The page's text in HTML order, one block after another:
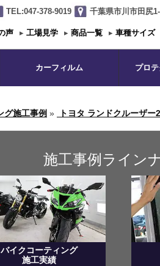
TEL:047-378-9019 千葉県市川市田尻
声 ▸ 工場見学 ▸ 商品一覧 ▸ 車種サイズ
カーフィルム プロ
グ施工事例 » トヨタ ランドクルーザ
施工事例ライン
バイクコーティング
施工実績